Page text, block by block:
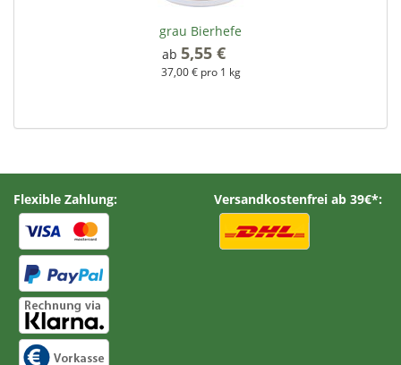
grau Bierhefe
ab 5,55 €
37,00 € pro 1 kg
Flexible Zahlung: Versandkostenfrei ab 39€*: